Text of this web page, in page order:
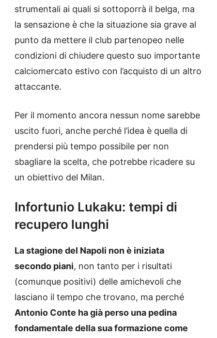
strumentali ai quali si sottoporrà il belga, ma
la sensazione è che la situazione sia grave al
punto da mettere il club partenopeo nelle
condizioni di chiudere questo suo importante
calciomercato estivo con l’acquisto di un altro
attaccante.
Per il momento ancora nessun nome sarebbe
uscito fuori, anche perché l’idea è quella di
prendersi più tempo possibile per non
sbagliare la scelta, che potrebbe ricadere su
un obiettivo del Milan.
Infortunio Lukaku: tempi di
recupero lunghi
La stagione del Napoli non è iniziata
secondo piani, non tanto per i risultati
(comunque positivi) delle amichevoli che
lasciano il tempo che trovano, ma perché
Antonio Conte ha già perso una pedina
fondamentale della sua formazione come